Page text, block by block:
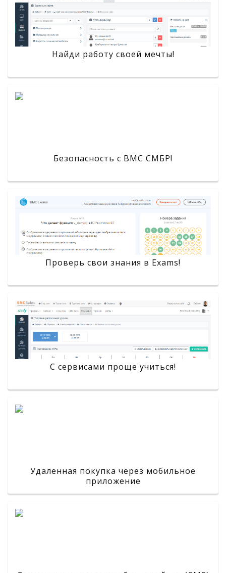
Найди работу своей мечты!
Безопасность с BMC СМБР!
Проверь свои знания в Exams!
С сервисами проще учиться!
Удаленная покупка через мобильное
приложение